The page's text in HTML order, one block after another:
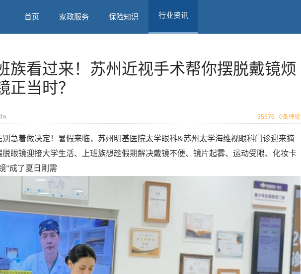
首页 家政服务 保险知识 行业资讯
族看过来！苏州近视手术帮你摆脱戴镜烦
正当时？​
35576 0条评论
急着做决定！暑假来临，苏州明基医院太学眼科&苏州太学海维视眼科门诊迎来摘
眼镜迎接大学生活、上班族想趁假期解决戴镜不便、镜片起雾、运动受限、化妆卡
”成了夏日刚需